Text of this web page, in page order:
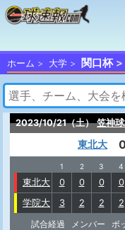
ホーム 大学 関口杯
2023/10/21（土） 笠神
東北大
1 2 3 4
東北大 0 0 0 0
学院大
3 2 2 2
試合経過
メンバー ボ